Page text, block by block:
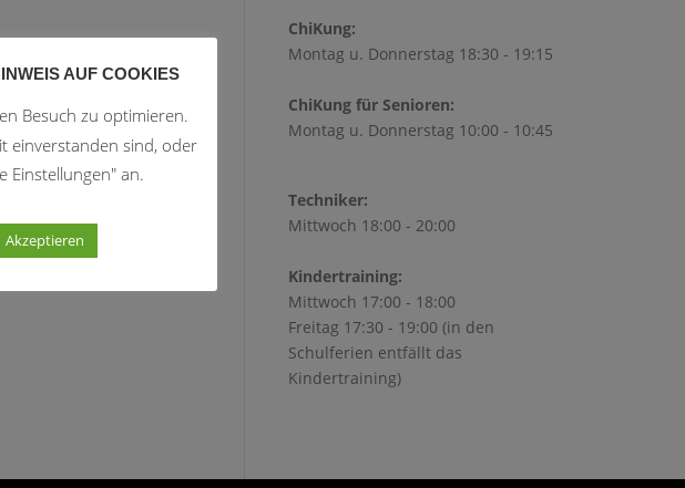
Office 365 Outlook Live
ChiKung:
Montag u. Donnerstag 18:30 - 19:15
ChiKung für Senioren:
Montag u. Donnerstag 10:00 - 10:45
Techniker:
Mittwoch 18:00 - 20:00
Kindertraining:
Mittwoch 17:00 - 18:00
Freitag 17:30 - 19:00 (in den
Schulferien entfällt das
Kindertraining)
AUF COOKIES
Besuch zu optimieren.
einverstanden sind, oder
Einstellungen" an.
Akzeptieren